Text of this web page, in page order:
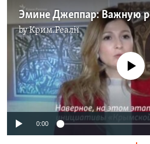
byКрим.Реалії
No media source
0:00